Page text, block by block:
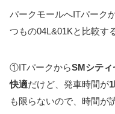
パークモールへITパーク
つもの04L&01Kと比較す
①ITパークからSMシテ
快適だけど、発車時間が
も限らないので、時間が